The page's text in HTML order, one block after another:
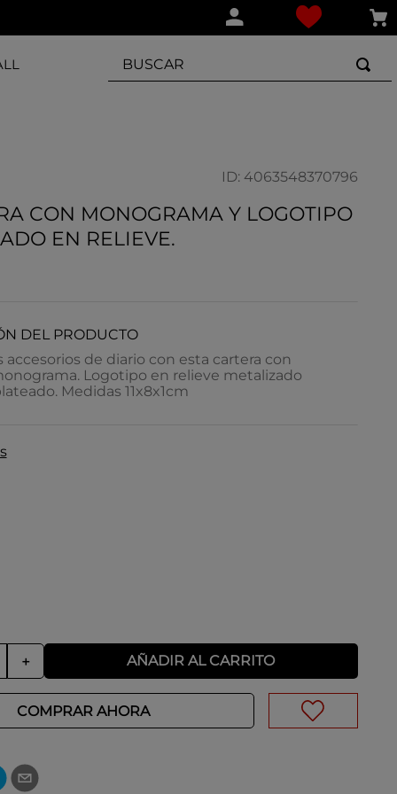
BUSCAR
ID: 4063548370796
CON MONOGRAMA Y LOGOTIPO
EN RELIEVE.
DEL PRODUCTO
accesorios de diario con esta cartera con
Logotipo en relieve metalizado
Medidas 11x8x1cm
＋ AÑADIR AL CARRITO
COMPRAR AHORA